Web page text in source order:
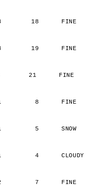
8        18      FINE
8        19      FINE
6        21      FINE
1         8      FINE
5      SNOW
4      CLOUDY
2         7      FINE